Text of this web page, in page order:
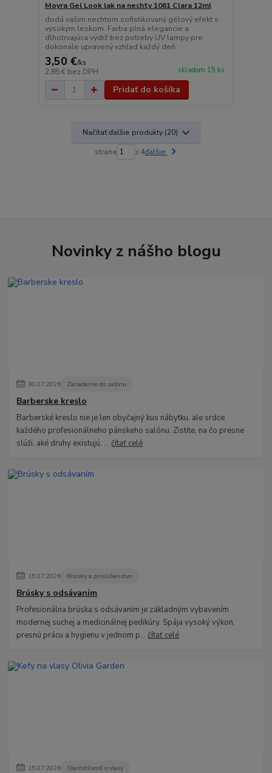
Moyra Gel Look lak na nechty 1061 Clara 12ml
dodá vašim nechtom sofistikovaný gélový efekt s
vysokým leskom. Farba plná elegancie a
dlhotrvajúca výdrž bez potreby UV lampy pre
dokonale upravený vzhľad každý deň.
3,50 €/ks
2,85 € bez DPH skladom 15 ks
Pridať do košíka
Načítať ďalšie produkty (20)
strana z 4ďalšie
Novinky z nášho blogu
30.07.2026 Zariadenie do salónu
Barberske kreslo
Barberské kreslo nie je len obyčajný kus nábytku, ale srdce
každého profesionálneho pánskeho salónu. Zistite, na čo presne
slúži, aké druhy existujú, ...čítať celé
15.07.2026 Brúsky a príslušenstvo
Brúsky s odsávaním
Profesionálna brúska s odsávaním je základným vybavením
modernej suchej a medicinálnej pedikúry. Spája vysoký výkon,
presnú prácu a hygienu v jednom p...čítať celé
15.07.2026 Starostlivosť o vlasy